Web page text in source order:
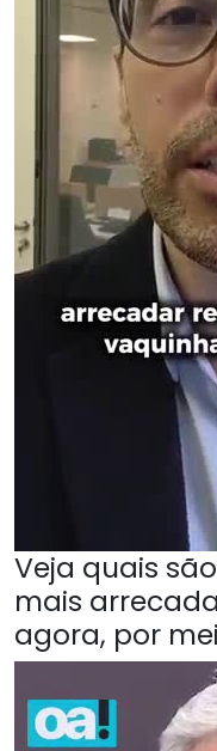
Veja quais
mais
agora, por